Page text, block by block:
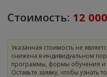
Стоимость: 12
Указанная стоимость не
снижена в индивидуальном
программы, формы обучения и
Оставьте заявку, чтобы узнать